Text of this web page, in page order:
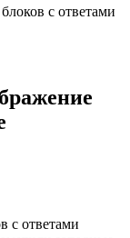
с ответами
с ответами